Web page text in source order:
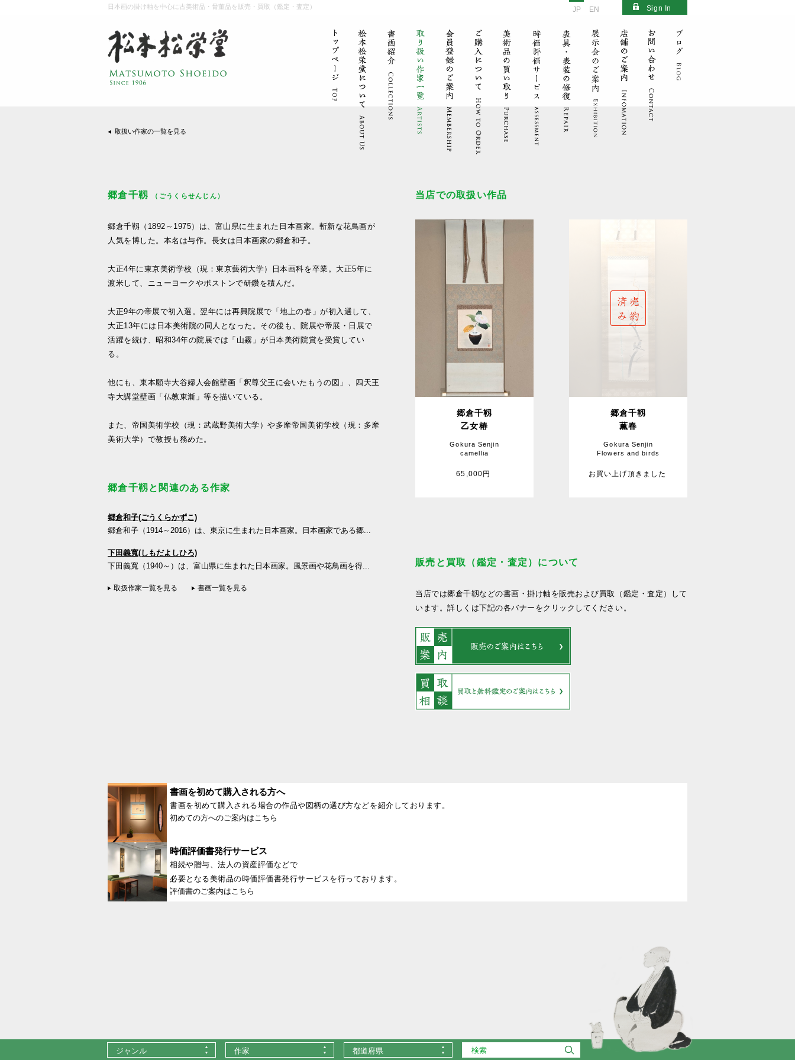
日本画の掛け軸を中心に古美術品・骨董品を販売・買取（鑑定・査定） Sign In
JP EN
取扱い作家の一覧を見る
郷倉千靱 （ごうくらせんじん）
郷倉千靱（1892～1975）は、富山県に生まれた日本画家。斬新な花鳥画が
人気を博した。本名は与作。長女は日本画家の郷倉和子。
大正4年に東京美術学校（現：東京藝術大学）日本画科を卒業。大正5年に
渡米して、ニューヨークやボストンで研鑽を積んだ。
大正9年の帝展で初入選。翌年には再興院展で「地上の春」が初入選して、
大正13年には日本美術院の同人となった。その後も、院展や帝展・日展で
活躍を続け、昭和34年の院展では「山霧」が日本美術院賞を受賞してい
る。
他にも、東本願寺大谷婦人会館壁画「釈尊父王に会いたもうの図」、四天王
寺大講堂壁画「仏教東漸」等を描いている。
また、帝国美術学校（現：武蔵野美術大学）や多摩帝国美術学校（現：多摩
美術大学）で教授も務めた。
郷倉千靱と関連のある作家
郷倉和子(ごうくらかずこ)
郷倉和子（1914～2016）は、東京に生まれた日本画家。日本画家である郷...
下田義寬(しもだよしひろ)
下田義寬（1940～）は、富山県に生まれた日本画家。風景画や花鳥画を得...
取扱作家一覧を見る 書画一覧を見る
当店での取扱い作品
郷倉千靱
乙女椿
Gokura Senjin
camellia
65,000円
郷倉千靱
薫春
Gokura Senjin
Flowers and birds
お買い上げ頂きました
販売と買取（鑑定・査定）について
当店では郷倉千靱などの書画・掛け軸を販売および買取（鑑定・査定）して
います。詳しくは下記の各バナーをクリックしてください。
書画を初めて購入される方へ
書画を初めて購入される場合の作品や図柄の選び方などを紹介しております。
初めての方へのご案内はこちら
時価評価書発行サービス
相続や贈与、法人の資産評価などで
必要となる美術品の時価評価書発行サービスを行っております。
評価書のご案内はこちら
ジャンル 作家 都道府県